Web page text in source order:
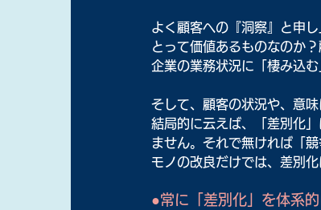
よく顧客への『洞察』と申
とって価値あるものなのか
企業の業務状況に「棲み込む
そして、顧客の状況や、意
結局的に云えば、「差別化
ません。それで無ければ「
モノの改良だけでは、差別化
●常に「差別化」を体系的